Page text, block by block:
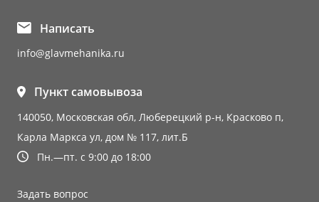
Написать
info@glavmehanika.ru
Пункт самовывоза
140050, Московская обл, Люберецкий р-н, Красково п,
Карла Маркса ул, дом № 117, лит.Б
Пн.—пт. с 9:00 до 18:00
Задать вопрос